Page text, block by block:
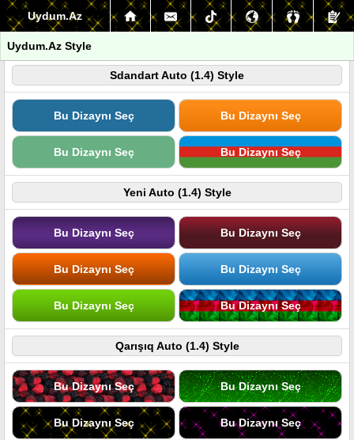
Uydum.Az
Uydum.Az Style
Sdandart Auto (1.4) Style
Bu Dizaynı Seç Bu Dizaynı Seç
Bu Dizaynı Seç Bu Dizaynı Seç
Yeni Auto (1.4) Style
Bu Dizaynı Seç Bu Dizaynı Seç
Bu Dizaynı Seç Bu Dizaynı Seç
Bu Dizaynı Seç Bu Dizaynı Seç
Qarışıq Auto (1.4) Style
Bu Dizaynı Seç Bu Dizaynı Seç
Bu Dizaynı Seç Bu Dizaynı Seç